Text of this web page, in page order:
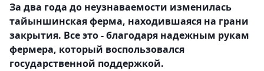
За два года до неузнаваемости изменилась
тайыншинская ферма, находившаяся на грани
закрытия. Все это - благодаря надежным рукам
фермера, который воспользовался
государственной поддержкой.